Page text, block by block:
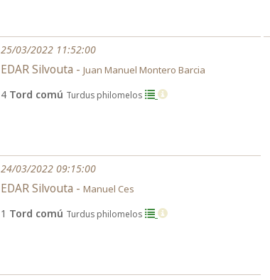
25/03/2022 11:52:00
EDAR Silvouta - Juan Manuel Montero Barcia
4 Tord comú Turdus philomelos
24/03/2022 09:15:00
EDAR Silvouta - Manuel Ces
1 Tord comú Turdus philomelos